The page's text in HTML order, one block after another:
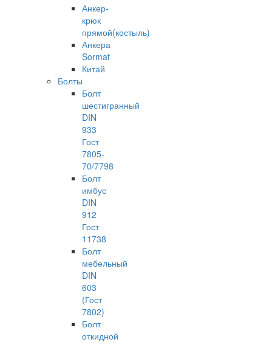
Анкер-
крюк
прямой(костыль)
Анкера
Sormat
Китай
Болты
Болт
шестигранный
DIN
933
Гост
7805-
70/7798
Болт
имбус
DIN
912
Гост
11738
Болт
мебельный
DIN
603
(Гост
7802)
Болт
откидной